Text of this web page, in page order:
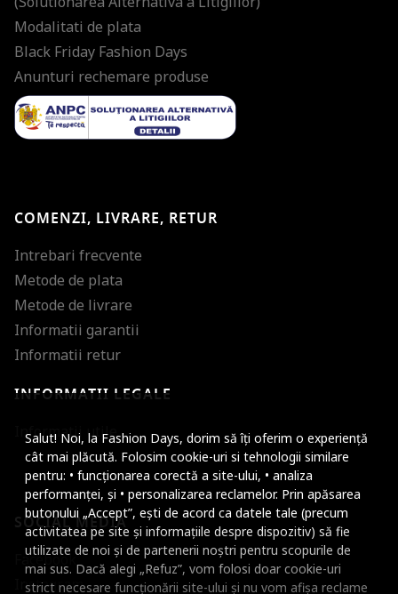
Salut! Noi, la Fashion Days, dorim să îți oferim o experiență
cât mai plăcută. Folosim cookie-uri si tehnologii similare
pentru: • funcționarea corectă a site-ului, • analiza
performanței, și • personalizarea reclamelor. Prin apăsarea
butonului „Accept”, ești de acord ca datele tale (precum
activitatea pe site și informațiile despre dispozitiv) să fie
utilizate de noi și de partenerii noștri pentru scopurile de
mai sus. Dacă alegi „Refuz”, vom folosi doar cookie-uri
strict necesare funcționării site-ului și nu vom afișa reclame
Modalitati de plata
Black Friday Fashion Days
Anunturi rechemare produse
COMENZI, LIVRARE, RETUR
Intrebari frecvente
Metode de plata
Metode de livrare
Informatii garantii
Informatii retur
INFORMATII LEGALE
Informatii utile
SOCIAL MEDIA
Facebook
Instagram
Micsoreaza
Mareste spatierea
Micsoreaza
Mareste inaltimea